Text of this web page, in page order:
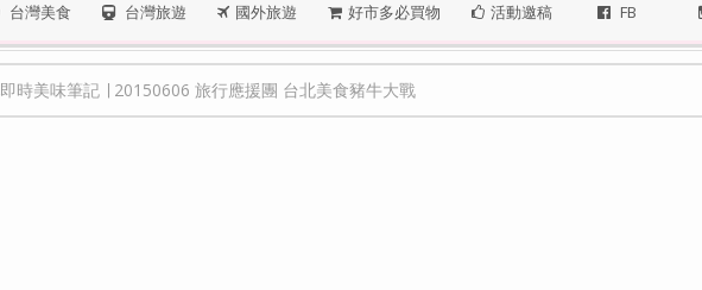
台灣美食 台灣旅遊 國外旅遊 好市多必買物 活動邀稿 FB
即時美味筆記 ∣ 20150606 旅行應援團 台北美食豬牛大戰